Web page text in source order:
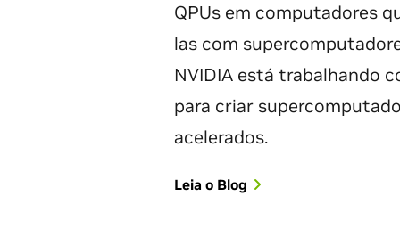
QPUs em computadores
las com
NVIDIA está trabalhando
para criar
acelerados.
Leia o Blog